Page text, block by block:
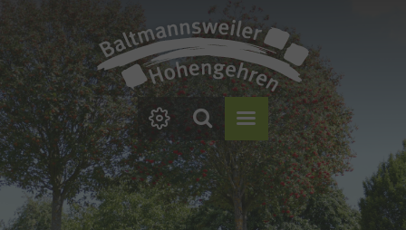
Zum Hauptinhalt springen
Zum Footer springen